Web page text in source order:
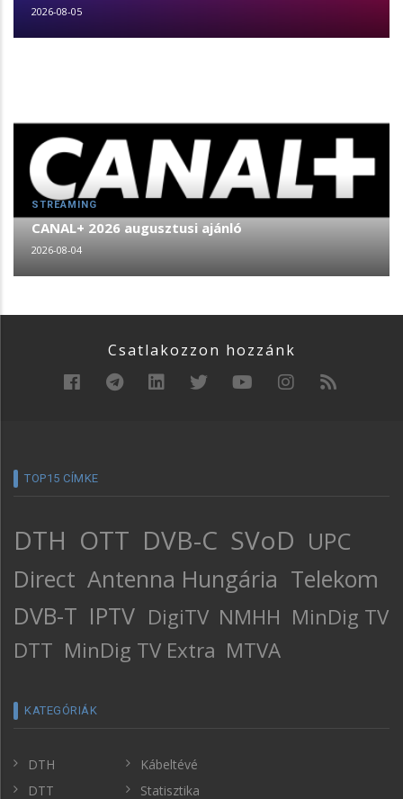
2026-08-05
STREAMING
CANAL+ 2026 augusztusi ajánló
2026-08-04
Csatlakozzon hozzánk
TOP15 CÍMKE
DTH OTT DVB-C SVoD UPC
Direct Antenna Hungária Telekom
DVB-T IPTV DigiTV NMHH MinDig TV
DTT MinDig TV Extra MTVA
KATEGÓRIÁK
DTH
DTT
Kábeltévé
Statisztika